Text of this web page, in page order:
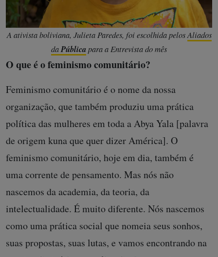
A ativista boliviana, Julieta Paredes, foi escolhida pelosAliados
da Públicapara a Entrevista do mês
O que é o feminismo comunitário?
Feminismo comunitário é o nome da nossa
organização, que também produziu uma prática
política das mulheres em toda a Abya Yala [palavra
de origem kuna que quer dizer América]. O
feminismo comunitário, hoje em dia, também é
uma corrente de pensamento. Mas nós não
nascemos da academia, da teoria, da
intelectualidade. É muito diferente. Nós nascemos
como uma prática social que nomeia seus sonhos,
suas propostas, suas lutas, e vamos encontrando na